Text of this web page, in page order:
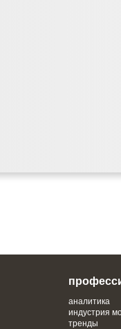
аналитика
индустрия
тренды